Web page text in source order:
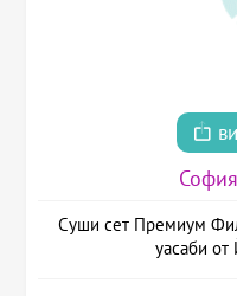
София
Суши сет Премиум
уасаби